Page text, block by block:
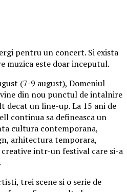
pentru un concert. Si exista
muzica este doar inceputul.
(7-9 august), Domeniul
din nou punctul de intalnire
decat un line-up. La 15 ani de
continua sa defineasca un
cultura contemporana,
arhitectura temporara,
intr-un festival care si-a
trei scene si o serie de